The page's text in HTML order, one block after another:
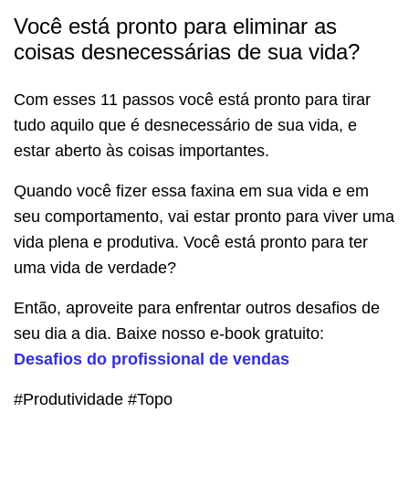
Você está pronto para eliminar as
coisas desnecessárias de sua vida?
Com esses 11 passos você está pronto para tirar
tudo aquilo que é desnecessário de sua vida, e
estar aberto às coisas importantes.
Quando você fizer essa faxina em sua vida e em
seu comportamento, vai estar pronto para viver uma
vida plena e produtiva. Você está pronto para ter
uma vida de verdade?
Então, aproveite para enfrentar outros desafios de
seu dia a dia. Baixe nosso e-book gratuito:
Desafios do profissional de vendas
#Produtividade #Topo